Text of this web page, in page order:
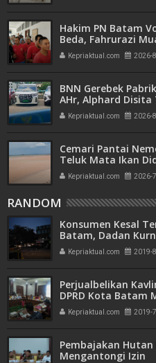
Hakim PN Batam
Beda, Fahrurazi
Azzurah dan Risma
Kepriaktual.com 2026-
BNN Gerebek
AHr, Alphard
Mitra Usaha
Kepriaktual.com 2026-
Cemari Pantai
Teluk Mata Ikan
Amdal
Kepriaktual.com 2026-
RANDOM
Konsumen Kesal
Batam, Dadan
kami
Kepriaktual.com 2019-
Perjualbelikan
DPRD Kota Batam
Memprosesnya
Kepriaktual.com 2019-
Pembajakan Hutan
Mengantongi Izin